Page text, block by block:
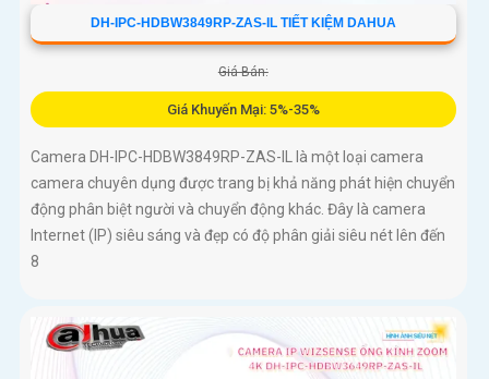
DH-IPC-HDBW3849RP-ZAS-IL TIẾT KIỆM DAHUA
Giá Bán:
Giá Khuyến Mại: 5%-35%
Camera DH-IPC-HDBW3849RP-ZAS-IL là một loại camera
camera chuyên dụng được trang bị khả năng phát hiện chuyển
động phân biệt người và chuyển động khác. Đây là camera
Internet (IP) siêu sáng và đẹp có độ phân giải siêu nét lên đến
8